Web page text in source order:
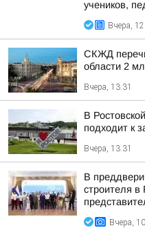
учеников,
Вчера,
СКЖД
области 2
Вчера, 13:31
В
подходит к
Вчера, 13:31
В
строителя в
Вчера,